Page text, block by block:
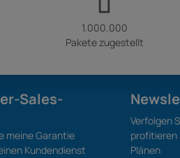
1.000.000
Pakete zugestellt
Sales-
meine Garantie
Kundendienst
Verfolgen
profitieren
Plänen